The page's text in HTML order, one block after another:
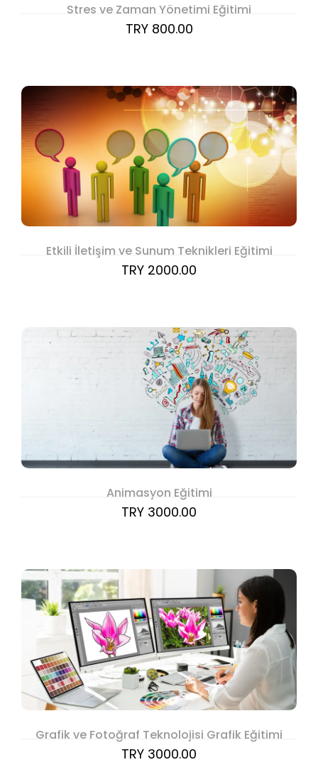
Stres ve Zaman Yönetimi Eğitimi
TRY 800.00
Etkili İletişim ve Sunum Teknikleri Eğitimi
TRY 2000.00
Animasyon Eğitimi
TRY 3000.00
Grafik ve Fotoğraf Teknolojisi Grafik Eğitimi
TRY 3000.00